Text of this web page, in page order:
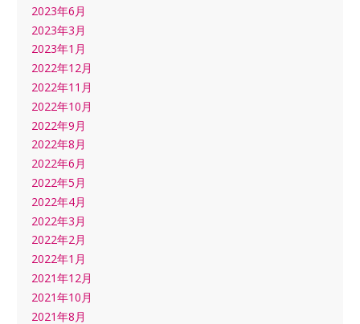
2023年6月
2023年3月
2023年1月
2022年12月
2022年11月
2022年10月
2022年9月
2022年8月
2022年6月
2022年5月
2022年4月
2022年3月
2022年2月
2022年1月
2021年12月
2021年10月
2021年8月